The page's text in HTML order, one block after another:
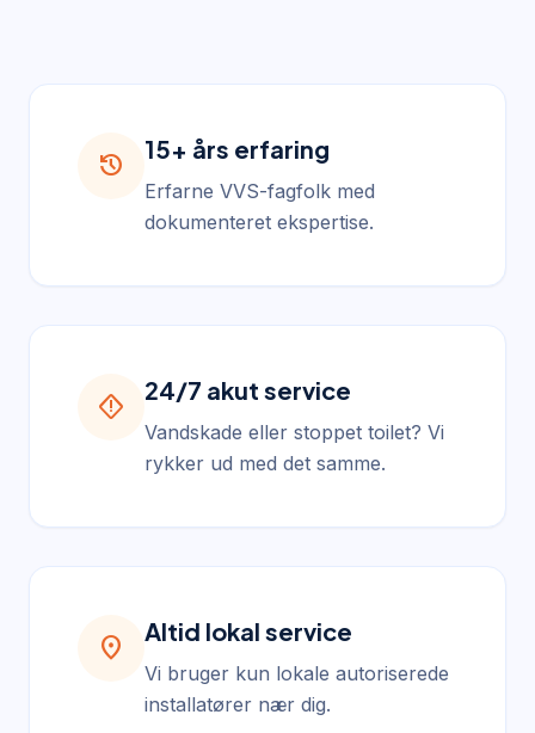
history
15+ års erfaring
Erfarne VVS-fagfolk med
dokumenteret ekspertise.
emergency_home
24/7 akut service
Vandskade eller stoppet toilet? Vi
rykker ud med det samme.
location_on
Altid lokal service
Vi bruger kun lokale autoriserede
installatører nær dig.